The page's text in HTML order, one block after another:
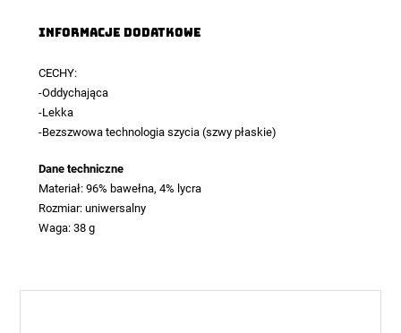
Informacje dodatkowe
CECHY:
-Oddychająca
-Lekka
-Bezszwowa technologia szycia (szwy płaskie)
Dane techniczne
Materiał: 96% bawełna, 4% lycra
Rozmiar: uniwersalny
Waga: 38 g